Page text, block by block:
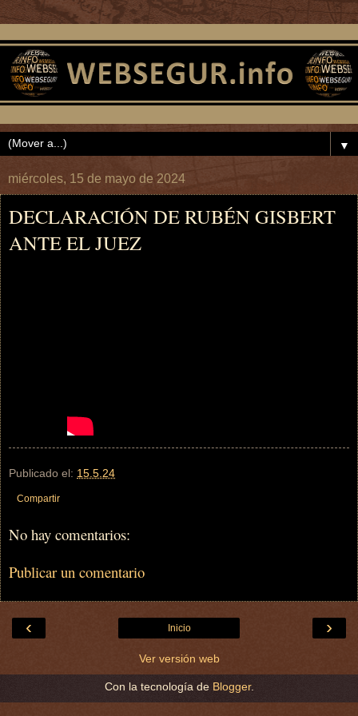
▼
miércoles, 15 de mayo de 2024
DECLARACIÓN DE RUBÉN GISBERT
ANTE EL JUEZ
Publicado el: 15.5.24
Compartir
No hay comentarios:
Publicar un comentario
‹ ›
Inicio
Ver versión web
Con la tecnología de Blogger.